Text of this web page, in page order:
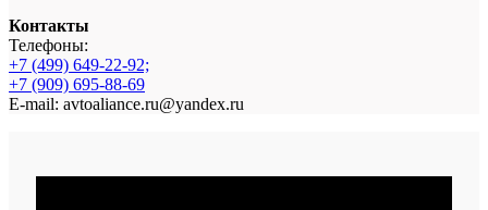
Контакты
Телефоны:
+7 (499) 649-22-92;
+7 (909) 695-88-69
E-mail: avtoaliance.ru@yandex.ru